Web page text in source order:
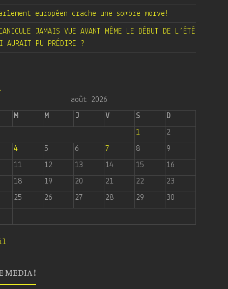
européen crache une sombre morve!
JAMAIS VUE AVANT MÊME LE DÉBUT DE L’ÉTÉ
AURAIT PU PRÉDIRE ?
août 2026
M M J V S
D
1
2
4 5 6 7 8
9
11 12 13 14 15
16
18 19 20 21 22
23
25 26 27 28 29
30
MEDIA !